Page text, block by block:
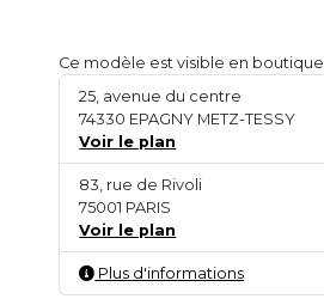
Ce modèle est visible en boutique
25, avenue du centre
74330 EPAGNY METZ-TESSY
Voir le plan
83, rue de Rivoli
75001 PARIS
Voir le plan
Plus d'informations